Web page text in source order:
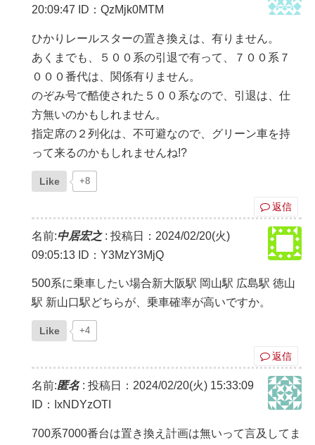
20:09:47
ID：QzMjk0MTM
ひかりレールスターの置き換えは、有りません。
あくまでも、５００系の引退で有って、７００系７
０００番代は、関係有りません。
のぞみ号で酷使された５００系なので、引退は、仕
方無いのかもしれません。
指定席の２列化は、不可避なので、グリーン車を持
って来るのかもしれませんね!?
Like +8
返信
名前:中居宏之: 投稿日：2024/02/20(火)
09:05:13 ID：Y3MzY3MjQ
500系に乗車したい場合新大阪駅 岡山駅 広島駅 徳山
駅 新山口駅どちらが、乗車確率が高いですか。
Like +4
返信
名前:匿名: 投稿日：2024/02/20(火) 15:33:09
ID：IxNDYzOTI
700系7000番台は置き換え計画は無いって言及してま